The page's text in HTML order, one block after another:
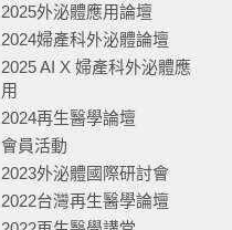
2025外泌體應用論壇
2024婦產科外泌體論壇
2025 AI X 婦產科外泌體應
用
2024再生醫學論壇
會員活動
2023外泌體國際研討會
2022台灣再生醫學論壇